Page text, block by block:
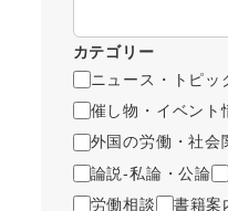
カテゴリー
ニュース・トピッ
催し物・イベント
外国の労働・社会
論説-私論・公論
労働相談
書籍案